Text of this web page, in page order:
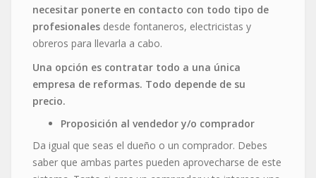
necesitar ponerte en contacto con todo tipo de
profesionales desde fontaneros, electricistas y
obreros para llevarla a cabo.
Una opción es contratar todo a una única
empresa de reformas. Todo depende de su
precio.
Proposición al vendedor y/o comprador
Da igual que seas el dueño o un comprador. Debes
saber que ambas partes pueden aprovecharse de este